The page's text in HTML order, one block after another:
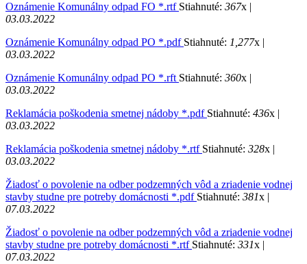
Oznámenie Komunálny odpad FO *.rtf Stiahnuté: 367x |
03.03.2022
Oznámenie Komunálny odpad PO *.pdf Stiahnuté: 1,277x |
03.03.2022
Oznámenie Komunálny odpad PO *.rft Stiahnuté: 360x |
03.03.2022
Reklamácia poškodenia smetnej nádoby *.pdf Stiahnuté: 436x |
03.03.2022
Reklamácia poškodenia smetnej nádoby *.rtf Stiahnuté: 328x |
03.03.2022
Žiadosť o povolenie na odber podzemných vôd a zriadenie vodnej
stavby studne pre potreby domácnosti *.pdf Stiahnuté: 381x |
07.03.2022
Žiadosť o povolenie na odber podzemných vôd a zriadenie vodnej
stavby studne pre potreby domácnosti *.rtf Stiahnuté: 331x |
07.03.2022